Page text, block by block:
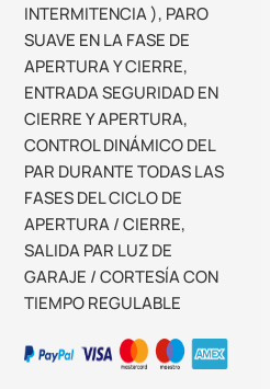
INTERMITENCIA ), PARO
SUAVE EN LA FASE DE
APERTURA Y CIERRE,
ENTRADA SEGURIDAD EN
CIERRE Y APERTURA,
CONTROL DINÁMICO DEL
PAR DURANTE TODAS LAS
FASES DEL CICLO DE
APERTURA / CIERRE,
SALIDA PAR LUZ DE
GARAJE / CORTESÍA CON
TIEMPO REGULABLE